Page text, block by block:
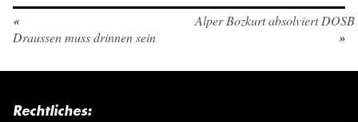
«
Draussen muss drinnen sein
Alper Bozkurt absolviert
»
Rechtliches: